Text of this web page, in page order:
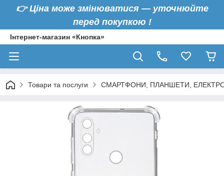
👉Ціна може змінюватися — уточнюйте
перед покупкою !
Інтернет-магазин «Кнопка»
Товари та послуги СМАРТФОНИ, ПЛАНШЕТИ,